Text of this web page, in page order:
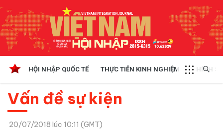
HỘI NHẬP QUỐC TẾ THỰC TIỄN KINH NGHIỆM CHÍNH
Vấn đề sự kiện
20/07/2018 lúc 10:11 (GMT)